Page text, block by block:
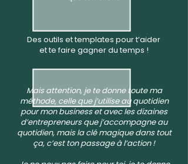
Des outils et templates pour t’aider
et te faire gagner du temps !
Mais attention, je te donne toute ma
méthode, celle que j’utilise au quotidien
pour mon business et avec les dizaines
d’entrepreneurs que j’accompagne au
quotidien, mais la clé magique dans tout
ça, c’est ton passage à l’action !